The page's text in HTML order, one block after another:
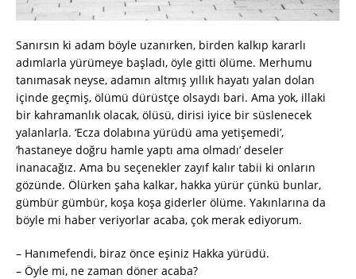
Sanırsın ki adam böyle uzanırken, birden kalkıp kararlı
adımlarla yürümeye başladı, öyle gitti ölüme. Merhumu
tanımasak neyse, adamın altmış yıllık hayatı yalan dolan
içinde geçmiş, ölümü dürüstçe olsaydı bari. Ama yok, illaki
bir kahramanlık olacak, ölüsü, dirisi iyice bir süslenecek
yalanlarla. ‘Ecza dolabına yürüdü ama yetişemedi’,
‘hastaneye doğru hamle yaptı ama olmadı’ deseler
inanacağız. Ama bu seçenekler zayıf kalır tabii ki onların
gözünde. Ölürken şaha kalkar, hakka yürür çünkü bunlar,
gümbür gümbür, koşa koşa giderler ölüme. Yakınlarına da
böyle mi haber veriyorlar acaba, çok merak ediyorum.
– Hanımefendi, biraz önce eşiniz Hakka yürüdü.
– Öyle mi, ne zaman döner acaba?